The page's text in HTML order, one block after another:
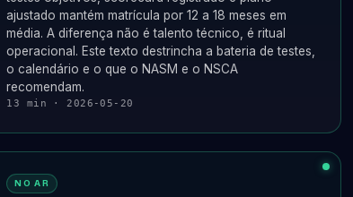
ajustado mantém matrícula por 12 a 18 meses em
média. A diferença não é talento técnico, é ritual
operacional. Este texto destrincha a bateria de testes,
o calendário e o que o NASM e o NSCA
recomendam.
13 min · 2026-05-20
NO AR